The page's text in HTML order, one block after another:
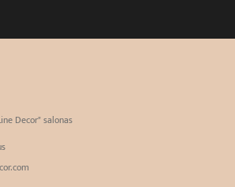
Decor" salonas